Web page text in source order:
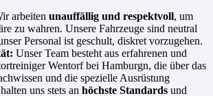
arbeiten unauffällig und respektvoll, um
zu wahren. Unsere Fahrzeuge sind neutral
Personal ist geschult, diskret vorzugehen.
Unser Team besteht aus erfahrenen und
Wentorf bei Hamburgn, die über das
und die spezielle Ausrüstung
uns stets an höchste Standards und